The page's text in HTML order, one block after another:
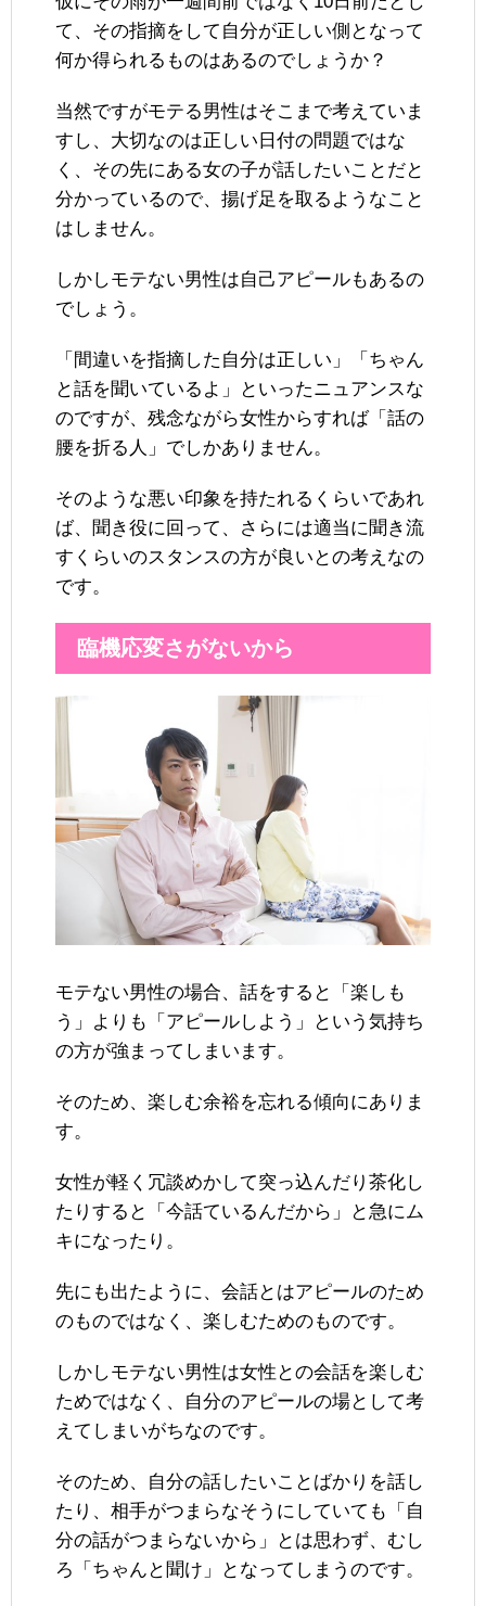
て、その指摘をして自分が正しい側となって
何か得られるものはあるのでしょうか？
当然ですがモテる男性はそこまで考えていま
すし、大切なのは正しい日付の問題ではな
く、その先にある女の子が話したいことだと
分かっているので、揚げ足を取るようなこと
はしません。
しかしモテない男性は自己アピールもあるの
でしょう。
「間違いを指摘した自分は正しい」「ちゃん
と話を聞いているよ」といったニュアンスな
のですが、残念ながら女性からすれば「話の
腰を折る人」でしかありません。
そのような悪い印象を持たれるくらいであれ
ば、聞き役に回って、さらには適当に聞き流
すくらいのスタンスの方が良いとの考えなの
です。
臨機応変さがないから
モテない男性の場合、話をすると「楽しも
う」よりも「アピールしよう」という気持ち
の方が強まってしまいます。
そのため、楽しむ余裕を忘れる傾向にありま
す。
女性が軽く冗談めかして突っ込んだり茶化し
たりすると「今話ているんだから」と急にム
キになったり。
先にも出たように、会話とはアピールのため
のものではなく、楽しむためのものです。
しかしモテない男性は女性との会話を楽しむ
ためではなく、自分のアピールの場として考
えてしまいがちなのです。
そのため、自分の話したいことばかりを話し
たり、相手がつまらなそうにしていても「自
分の話がつまらないから」とは思わず、むし
ろ「ちゃんと聞け」となってしまうのです。